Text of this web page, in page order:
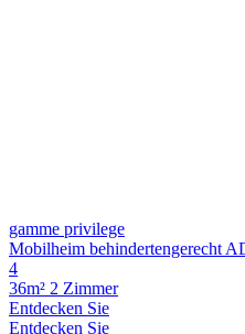
gamme privilege
Mobilheim behindertengerecht
4
36m² 2 Zimmer
Entdecken Sie
Entdecken Sie